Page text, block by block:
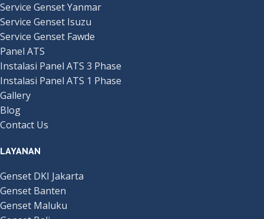
Service Genset Yanmar
Service Genset Isuzu
Service Genset Fawde
Panel ATS
Instalasi Panel ATS 3 Phase
Instalasi Panel ATS 1 Phase
Gallery
Blog
Contact Us
LAYANAN
Genset DKI Jakarta
Genset Banten
Genset Maluku